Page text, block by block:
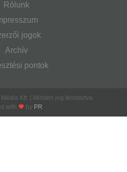
Rólunk
jogok
Archív
pontok
Kft. | Minden jog fenntartva
with
by PR